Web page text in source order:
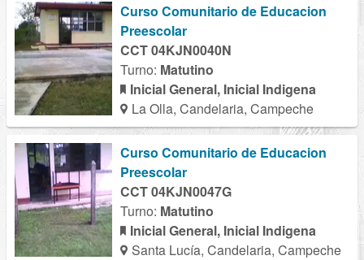
Curso Comunitario de Educacion
Preescolar
CCT 04KJN0040N
Turno: Matutino
Inicial General, Inicial Indigena
La Olla, Candelaria, Campeche
Curso Comunitario de Educacion
Preescolar
CCT 04KJN0047G
Turno: Matutino
Inicial General, Inicial Indigena
Santa Lucía, Candelaria, Campeche